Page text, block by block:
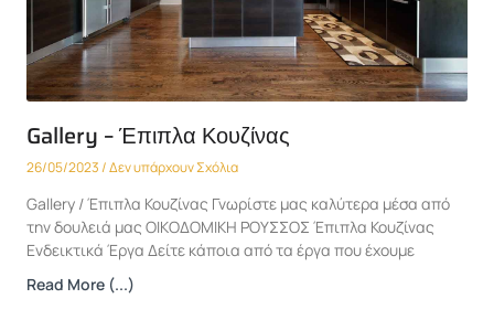
Gallery – Έπιπλα Κουζίνας
26/05/2023 Δεν υπάρχουν Σχόλια
Gallery / Έπιπλα Κουζίνας Γνωρίστε μας καλύτερα μέσα από
την δουλειά μας ΟΙΚΟΔΟΜΙΚΗ ΡΟΥΣΣΟΣ Έπιπλα Κουζίνας
Ενδεικτικά Έργα Δείτε κάποια από τα έργα που έχουμε
Read More (...)